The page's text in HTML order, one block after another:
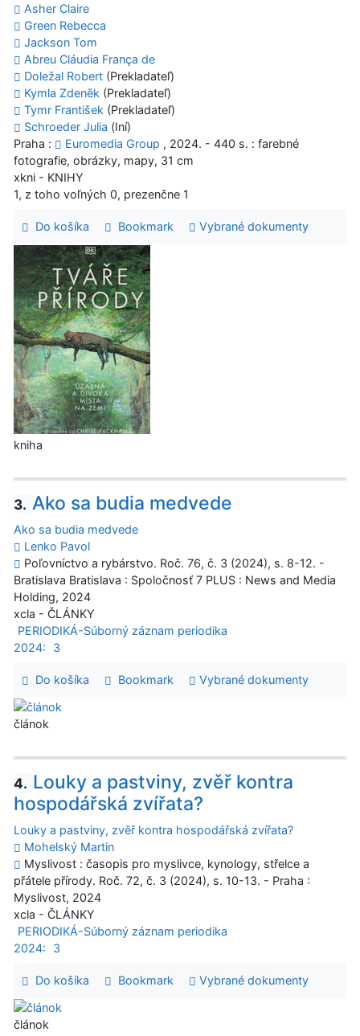
Asher Claire
Green Rebecca
Jackson Tom
Abreu Cláudia França de
Doležal Robert (Prekladateľ)
Kymla Zdeněk (Prekladateľ)
Tymr František (Prekladateľ)
Schroeder Julia (Iní)
Praha :
Euromedia Group , 2024. - 440 s. : farebné
fotografie, obrázky, mapy, 31 cm
xkni - KNIHY
1, z toho voľných 0, prezenčne 1
Do košíka Bookmark Vybrané dokumenty
kniha
3. Ako sa budia medvede
Ako sa budia medvede
Lenko Pavol
Poľovníctvo a rybárstvo. Roč. 76, č. 3 (2024), s. 8-12. -
Bratislava Bratislava : Spoločnosť 7 PLUS : News and Media
Holding, 2024
xcla - ČLÁNKY
PERIODIKÁ-Súborný záznam periodika
2024:
3
Do košíka Bookmark Vybrané dokumenty
článok
4. Louky a pastviny, zvěř kontra
hospodářská zvířata?
Louky a pastviny, zvěř kontra hospodářská zvířata?
Mohelský Martin
Myslivost : časopis pro myslivce, kynology, střelce a
přátele přírody. Roč. 72, č. 3 (2024), s. 10-13. - Praha :
Myslivost, 2024
xcla - ČLÁNKY
PERIODIKÁ-Súborný záznam periodika
2024:
3
Do košíka Bookmark Vybrané dokumenty
článok